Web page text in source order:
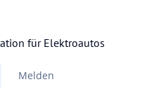
für Elektroautos
Melden